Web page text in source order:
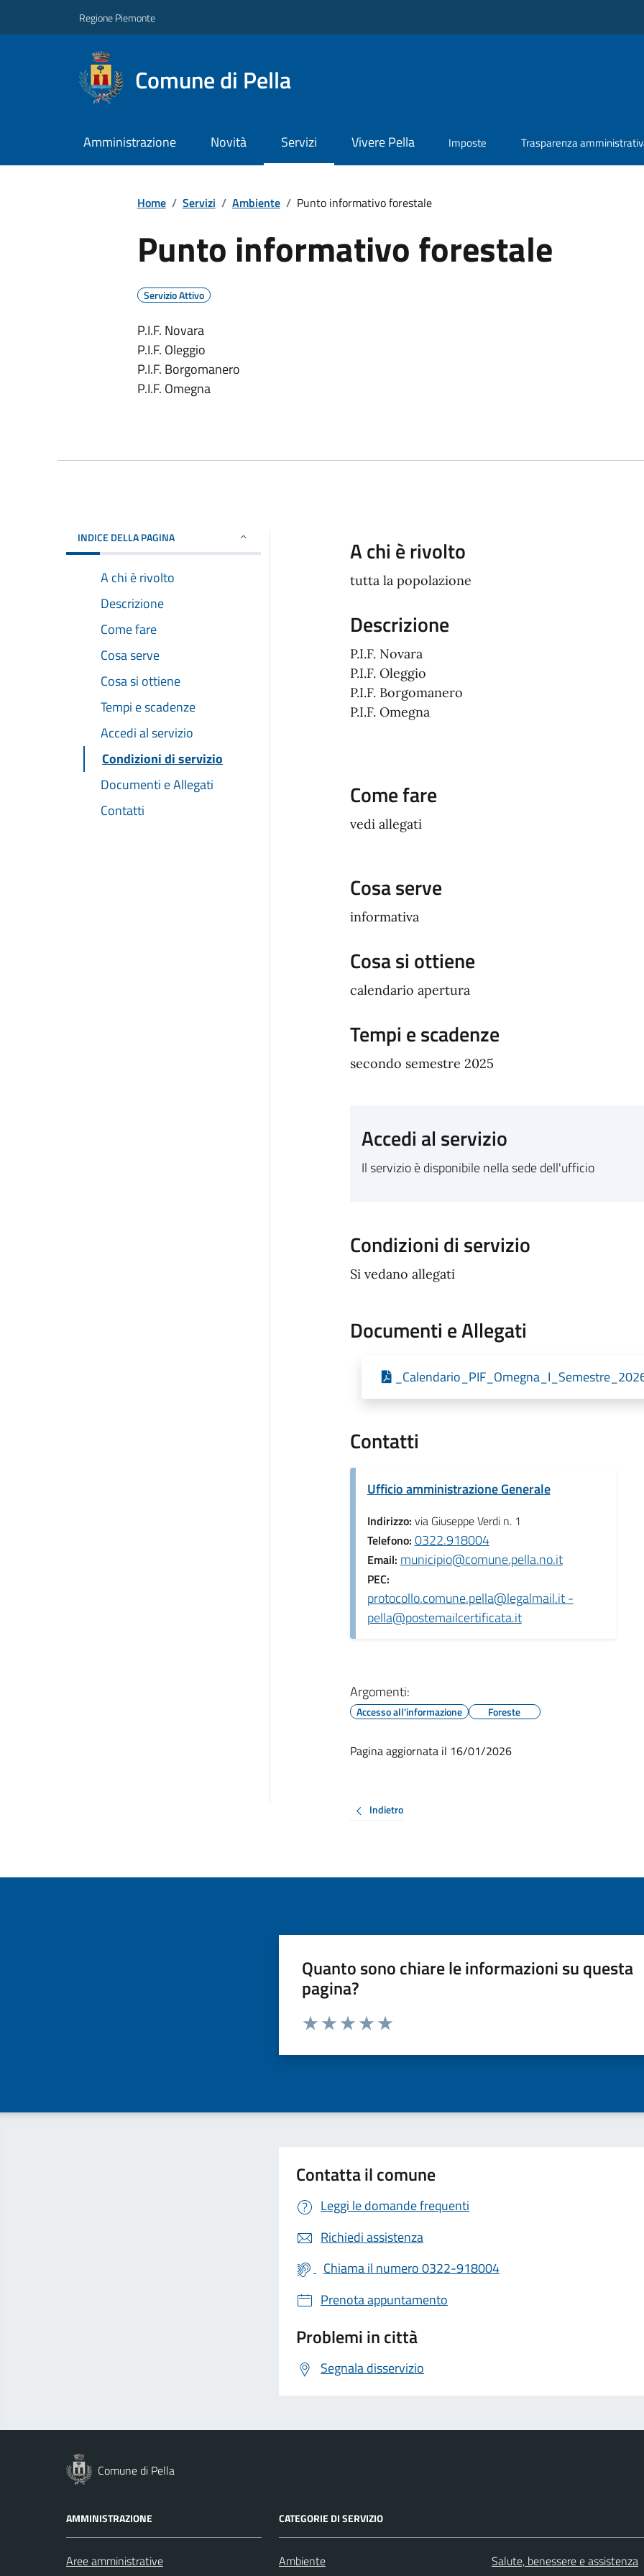
Regione Piemonte
Comune di Pella
Amministrazione Novità Servizi Vivere Pella Imposte Trasparenza
Home / Servizi / Ambiente / Punto informativo forestale
Punto informativo forestale
Servizio Attivo
P.I.F. Novara
P.I.F. Oleggio
P.I.F. Borgomanero
P.I.F. Omegna
INDICE DELLA PAGINA
A chi è rivolto
Descrizione
Come fare
Cosa serve
Cosa si ottiene
Tempi e scadenze
Accedi al servizio
Condizioni di servizio
Documenti e Allegati
Contatti
A chi è rivolto
tutta la popolazione
Descrizione
P.I.F. Novara
P.I.F. Oleggio
P.I.F. Borgomanero
P.I.F. Omegna
Come fare
vedi allegati
Cosa serve
informativa
Cosa si ottiene
calendario apertura
Tempi e scadenze
secondo semestre 2025
Accedi al servizio
Il servizio è disponibile nella sede dell'ufficio
Condizioni di servizio
Si vedano allegati
Documenti e Allegati
Contatti
Ufficio amministrazione Generale
Indirizzo: via Giuseppe Verdi n. 1
Telefono:0322.918004
Email:municipio@comune.pella.no.it
PEC:
protocollo.comune.pella@legalmail.it -
pella@postemailcertificata.it
Argomenti:
Accesso all'informazione Foreste
Pagina aggiornata il 16/01/2026
Indietro
Quanto sono chiare le informazioni su questa
pagina?
Valuta da 1 a 5 stelle la pagina
Contatta il comune
Leggi le domande frequenti
Richiedi assistenza
Chiama il numero 0322-918004
Prenota appuntamento
Problemi in città
Segnala disservizio
Comune di Pella
AMMINISTRAZIONE
Aree amministrative
CATEGORIE DI SERVIZIO
Ambiente
Salute, benessere e assistenza